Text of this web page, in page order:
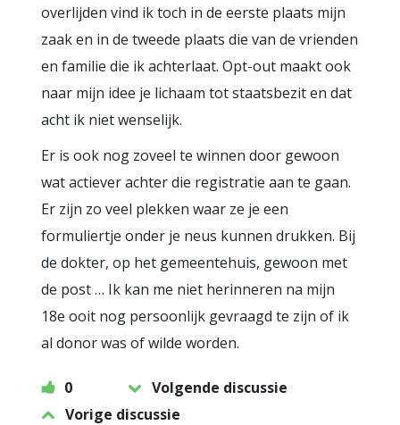
overlijden vind ik toch in de eerste plaats mijn
zaak en in de tweede plaats die van de vrienden
en familie die ik achterlaat. Opt-out maakt ook
naar mijn idee je lichaam tot staatsbezit en dat
acht ik niet wenselijk.
Er is ook nog zoveel te winnen door gewoon
wat actiever achter die registratie aan te gaan.
Er zijn zo veel plekken waar ze je een
formuliertje onder je neus kunnen drukken. Bij
de dokter, op het gemeentehuis, gewoon met
de post … Ik kan me niet herinneren na mijn
18e ooit nog persoonlijk gevraagd te zijn of ik
al donor was of wilde worden.
0
Volgende discussie
Vorige discussie